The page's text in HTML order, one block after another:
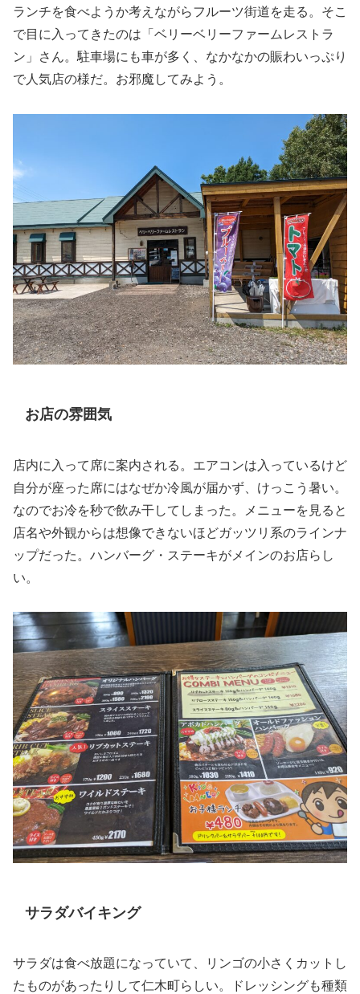
ランチを食べようか考えながらフルーツ街道を走る。そこ
で目に入ってきたのは「ベリーベリーファームレストラ
ン」さん。駐車場にも車が多く、なかなかの賑わいっぷり
で人気店の様だ。お邪魔してみよう。
お店の雰囲気
店内に入って席に案内される。エアコンは入っているけど
自分が座った席にはなぜか冷風が届かず、けっこう暑い。
なのでお冷を秒で飲み干してしまった。メニューを見ると
店名や外観からは想像できないほどガッツリ系のラインナ
ップだった。ハンバーグ・ステーキがメインのお店らし
い。
サラダバイキング
サラダは食べ放題になっていて、リンゴの小さくカットし
たものがあったりして仁木町らしい。ドレッシングも種類